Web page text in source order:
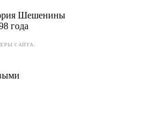
Шешенины
года
САЙТА: